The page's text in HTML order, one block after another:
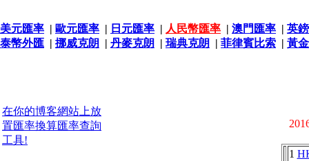
美元匯率 | 歐元匯率 | 日元匯率 | 人民幣匯率 | 澳門匯率 | 英
泰幣外匯 | 挪威克朗 | 丹麥克朗 | 瑞典克朗 | 菲律賓比索 | 黃
在你的博客網站上放
置匯率換算匯率查詢
工具!
1